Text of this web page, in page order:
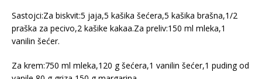
Sastojci:Za biskvit:5 jaja,5 kašika šećera,5 kašika brašna,1/2
praška za pecivo,2 kašike kakaa.Za preliv:150 ml mleka,1
vanilin šećer.
Za krem:750 ml mleka,120 g šećera,1 vanilin šećer,1 puding od